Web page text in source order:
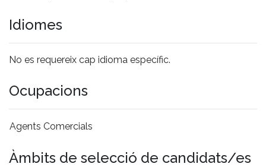
Idiomes
No es requereix cap idioma específic.
Ocupacions
Agents Comercials
Àmbits de selecció de candidats/es